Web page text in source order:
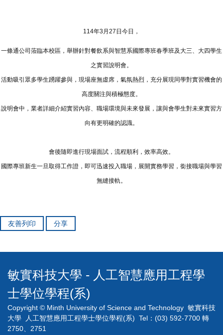
114年3月27日今日，
一條通公司蒞臨本校區，舉辦針對餐飲系與智慧系國際專班春季班及大三、大四學生
之實習說明會。
活動吸引眾多學生踴躍參與，現場座無虛席，氣氛熱烈，充分展現同學對實習機會的
高度關注與積極態度。
說明會中，業者詳細介紹實習內容、職場環境與未來發展，讓與會學生對未來實習方
向有更明確的認識。
會後隨即進行現場面試，流程順利，效率高效。
國際專班新生一旦取得工作證，即可迅速投入職場，展開實務學習，銜接職場與學習
無縫接軌。
友善列印 分享
敏實科技大學 - 人工智慧應用工程學
士學位學程(系)
Copyright © Minth University of Science and Technology 敏實科技
大學 人工智慧應用工程學士學位學程(系) Tel：(03) 592-7700 轉
2750、2751